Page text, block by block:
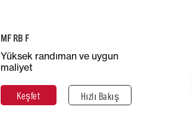
MF RB F
Yüksek randıman ve uygun
maliyet
Keşfet Hızlı Bakış
Kapat